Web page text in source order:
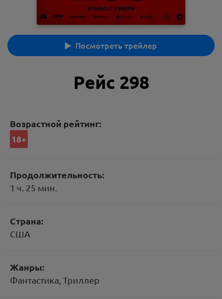
Посмотреть трейлер
Рейс 298
Возрастной рейтинг:
18+
Продолжительность:
1 ч. 25 мин.
Страна:
США
Жанры:
Фантастика, Триллер